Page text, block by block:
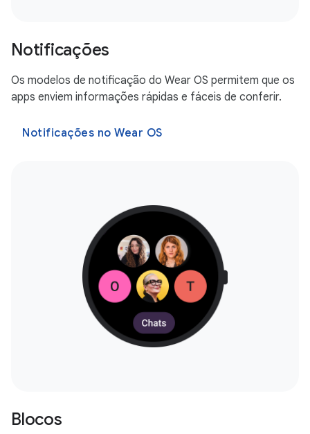
Notificações
Os modelos de notificação do Wear OS permitem que os
apps enviem informações rápidas e fáceis de conferir.
Notificações no Wear OS
Blocos